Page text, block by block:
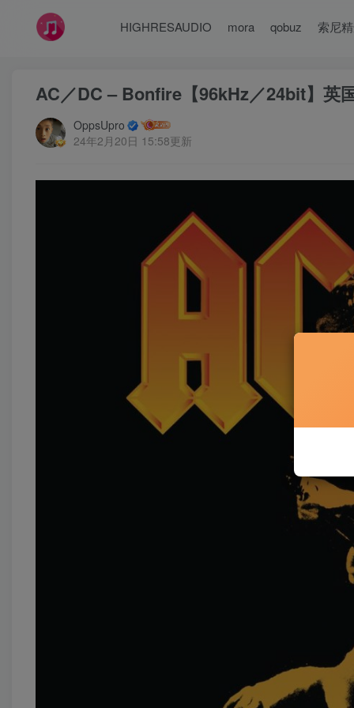
HIGHRESAUDIO mora qobuz 索尼
AC／DC – Bonfire【96kHz／24bit】英
OppsUpro
24年2月20日 15:58更新